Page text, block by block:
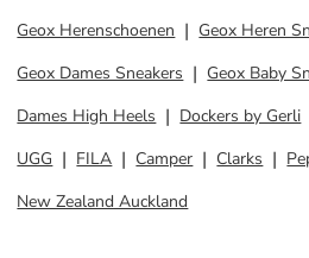
Geox Herenschoenen
Geox Heren
Geox Dames Sneakers
Geox Baby
Dames High Heels
Dockers by Gerli
UGG
FILA Camper Clarks
New Zealand Auckland